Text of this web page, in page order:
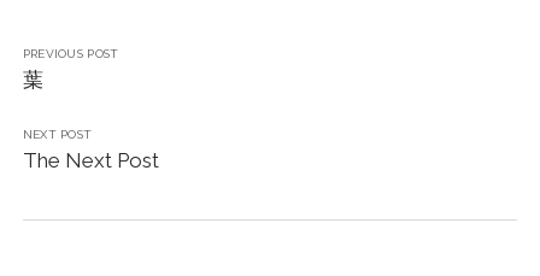
PREVIOUS POST
葉
NEXT POST
The Next Post